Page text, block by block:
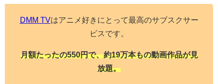
DMM TVはアニメ好きにとって最高のサブスクサー
ビスです。
月額たったの550円で、約19万本もの動画作品が見
放題。